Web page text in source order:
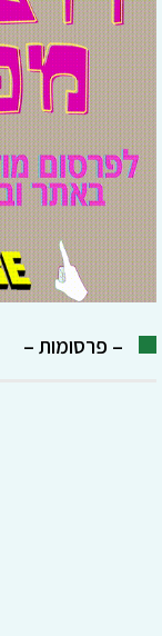
– פרסומות –